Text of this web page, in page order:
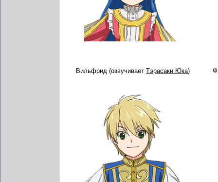
Вильфрид (озвучивает Тэрасаки Юка)